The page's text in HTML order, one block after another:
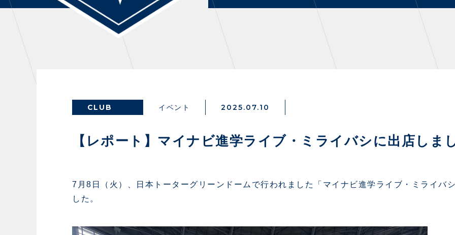
CHALLENGERS
ACADEMY
・練習場マップ
GUIDE
スタジアムルール
クラブプロパティ
会場周辺案内図
FANZONE
ファンクラブ
各SNS
PARTNERS
アシストパートナー
スマイルキッズキャラバン
CLUB イベント 2025.07.10
【レポート】マイナビ進学ライブ・ミライバシに出店しま
7月8日（火）、日本トーターグリーンドームで行われました「マイナビ進学ライブ・ミライバ
した。